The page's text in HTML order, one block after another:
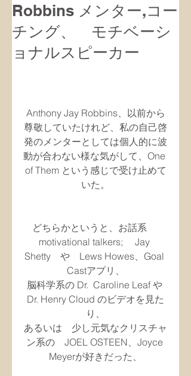
Robbins メンター,コー
チング、 モチベーシ
ョナルスピーカー
Anthony Jay Robbins、以前から
尊敬していたけれど、私の自己啓
発のメンターとしては個人的に波
動が合わない様な気がして、One
of Them という感じで受け止めて
いた。
どちらかというと、お話系
motivational talkers; 　Jay
Shetty　や　Lews Howes、Goal
Castアプリ、
脳科学系の Dr.  Caroline Leaf や
Dr. Henry Cloud のビデオを見た
り、
あるいは　少し元気なクリスチャ
ン系の　JOEL OSTEEN、Joyce
Meyerが好きだった、